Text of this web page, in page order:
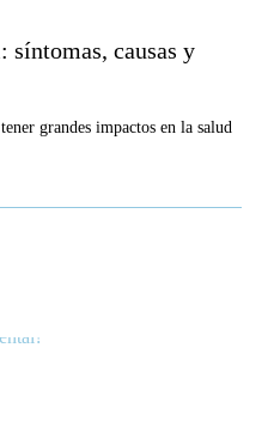
síntomas, causas y
grandes impactos en la salud